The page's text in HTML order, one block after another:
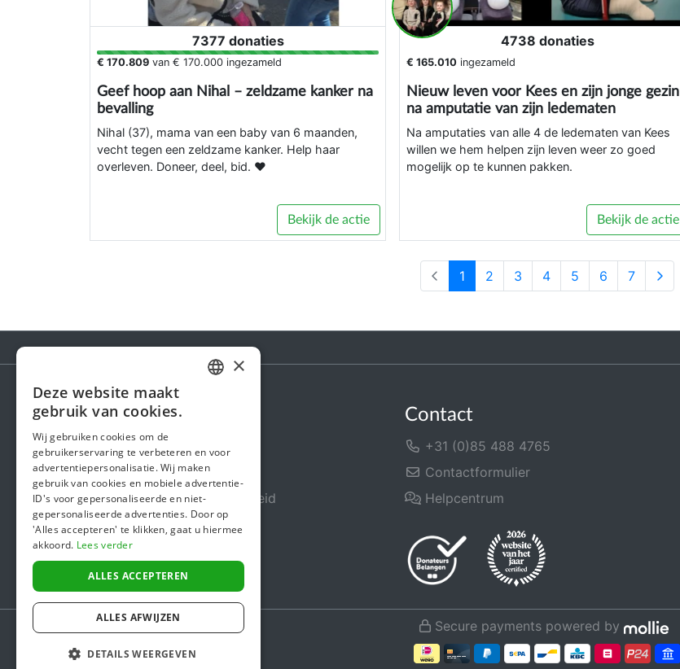
7377 donaties
€ 170.809 van € 170.000 ingezameld
Geef hoop aan Nihal – zeldzame kanker na
bevalling
Nihal (37), mama van een baby van 6 maanden,
vecht tegen een zeldzame kanker. Help haar
overleven. Doneer, deel, bid. ❤️
Bekijk de actie
4738 donaties
€ 165.010 ingezameld
Nieuw leven voor Kees en zijn jonge gezin
na amputatie van zijn ledematen
Na amputaties van alle 4 de ledematen van Kees
willen we hem helpen zijn leven weer zo goed
mogelijk op te kunnen pakken.
Bekijk de actie
1 2 3 4 5 6 7
Steunactie
Over ons
In de media
Veiligheid & Betrouwbaarheid
Algemene voorwaarden
Privacybeleid
Cookiebeleid
Contact
+31 (0)85 488 4765
Contactformulier
Helpcentrum
Secure payments powered by
ENGLISH
×
Deze website maakt
gebruik van cookies.
Wij gebruiken cookies om de
gebruikerservaring te verbeteren en voor
advertentiepersonalisatie. Wij maken
gebruik van cookies en mobiele advertentie-
ID's voor gepersonaliseerde en niet-
gepersonaliseerde advertenties. Door op
'Alles accepteren' te klikken, gaat u hiermee
akkoord. Lees verder
ALLES ACCEPTEREN
ALLES AFWIJZEN
DETAILS WEERGEVEN